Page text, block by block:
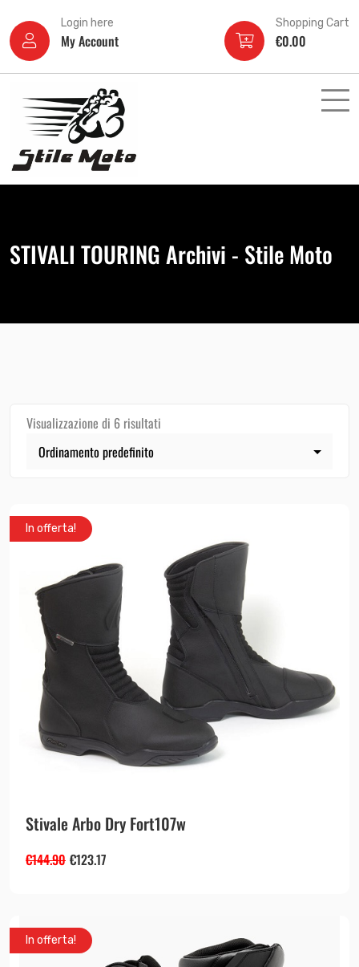
Login here
My Account
Shopping Cart
€0.00
STIVALI TOURING Archivi - Stile Moto
Visualizzazione di 6 risultati
In offerta!
Stivale Arbo Dry Fort107w
€144.90 €123.17
In offerta!